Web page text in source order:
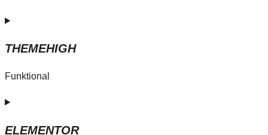
THEMEHIGH
Funktional
ELEMENTOR